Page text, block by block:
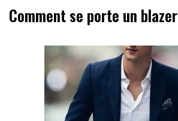
Comment se porte un blazer